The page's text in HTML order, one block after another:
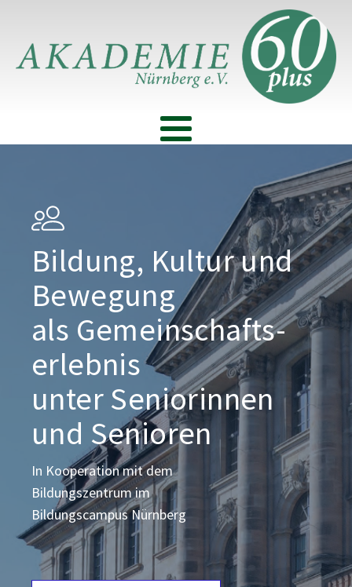
Bildung, Kultur und
Bewegung
als Gemeinschafts­
erlebnis
unter Seniorinnen
und Senioren
In Kooperation mit dem
Bildungszentrumim
Bildungscampus Nürnberg